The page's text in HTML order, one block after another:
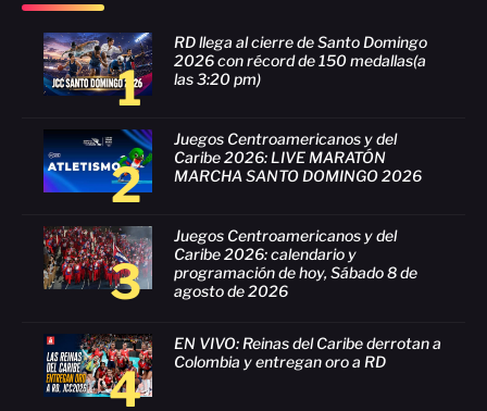
1
RD llega al cierre de Santo Domingo
2026 con récord de 150 medallas(a
las 3:20 pm)
2
Juegos Centroamericanos y del
Caribe 2026: LIVE MARATÓN
MARCHA SANTO DOMINGO 2026
3
Juegos Centroamericanos y del
Caribe 2026: calendario y
programación de hoy, Sábado 8 de
agosto de 2026
4
EN VIVO: Reinas del Caribe derrotan a
Colombia y entregan oro a RD